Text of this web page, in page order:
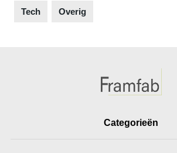
Tech Overig
Categorieën